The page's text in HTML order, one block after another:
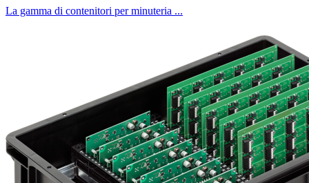
La gamma di contenitori per minuteria ...